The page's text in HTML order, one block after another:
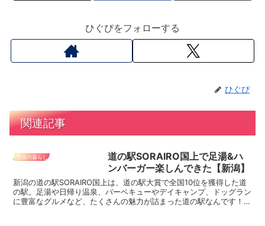
ひぐぴをフォローする
ひぐぴ
関連記事
雪国の暮らし
道の駅SORAIRO国上で足湯&ハ
ンバーガー楽しんできた【新潟】
新潟の道の駅SORAIRO国上は、道の駅大賞で全国10位を獲得した道
の駅。足湯や日帰り温泉、バーベキューやデイキャンプ、ドッグラン
に豊富なグルメなど、たくさんの魅力が詰まった道の駅なんです！足